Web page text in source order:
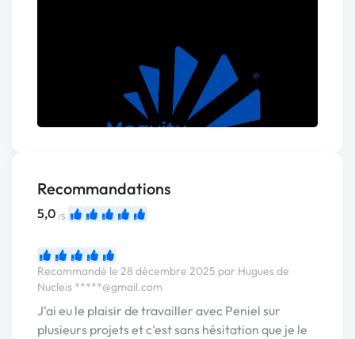
Recommandations
5,0 /5
Recommandé le 28 décembre 2025 par Hugues de
Nucleis *****@gmail.com
J'ai eu le plaisir de travailler avec Peniel sur
plusieurs projets et c'est sans hésitation que je le